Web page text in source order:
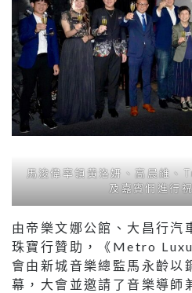
馬浚偉率領黃洛妍、高晨維
及嘉賓們進行
由帝樂文娜公館、大昌行汽
珠寶行贊助，《Metro
會由新城音樂總監馬永齡以
幕，大會並邀請了音樂導師